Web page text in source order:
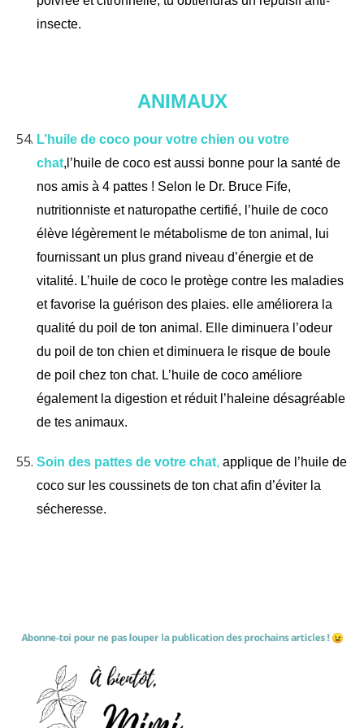
insecte.
ANIMAUX
L’huile de coco pour votre chien ou votre
chat,l’huile de coco est aussi bonne pour la santé de
nos amis à 4 pattes ! Selon le Dr. Bruce Fife,
nutritionniste et naturopathe certifié, l’huile de coco
élève légèrement le métabolisme de ton animal, lui
fournissant un plus grand niveau d’énergie et de
vitalité. L’huile de coco le protège contre les maladies
et favorise la guérison des plaies. elle améliorera la
qualité du poil de ton animal. Elle diminuera l’odeur
du poil de ton chien et diminuera le risque de boule
de poil chez ton chat. L’huile de coco améliore
également la digestion et réduit l’haleine désagréable
de tes animaux.
Soin des pattes de votre chat, applique de l’huile de
coco sur les coussinets de ton chat afin d’éviter la
sécheresse.